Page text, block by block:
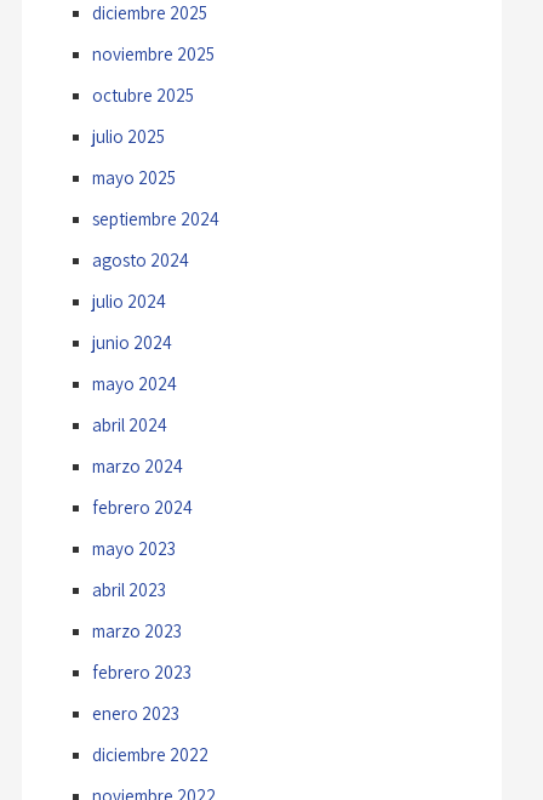
diciembre 2025
noviembre 2025
octubre 2025
julio 2025
mayo 2025
septiembre 2024
agosto 2024
julio 2024
junio 2024
mayo 2024
abril 2024
marzo 2024
febrero 2024
mayo 2023
abril 2023
marzo 2023
febrero 2023
enero 2023
diciembre 2022